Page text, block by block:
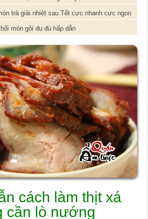
trà giải nhiệt sau Tết cực nhanh cực ngon
món gỏi đu đủ hấp dẫn
cách làm thịt xá
cần lò nướng